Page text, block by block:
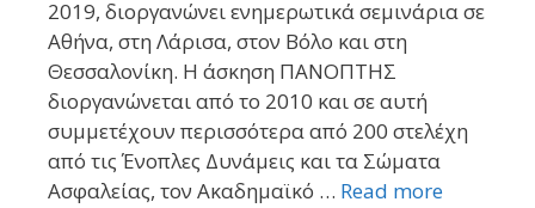
2019, διοργανώνει ενημερωτικά σεμινάρια σε
Αθήνα, στη Λάρισα, στον Βόλο και στη
Θεσσαλονίκη. Η άσκηση ΠΑΝΟΠΤΗΣ
διοργανώνεται από το 2010 και σε αυτή
συμμετέχουν περισσότερα από 200 στελέχη
από τις Ένοπλες Δυνάμεις και τα Σώματα
Ασφαλείας, τον Ακαδημαϊκό … Read more